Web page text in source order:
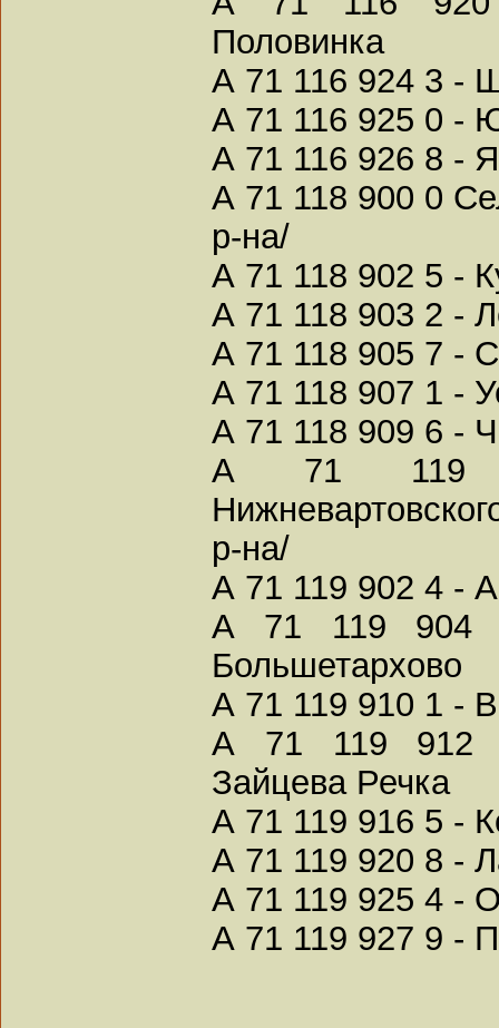
Половинка
А 71 116 924 3 -
А 71 116 925 0 -
А 71 116 926 8 -
А 71 118 900 0
р-на/
А 71 118 902 5 -
А 71 118 903 2 -
А 71 118 905 7 -
А 71 118 907 1 -
А 71 118 909 6 -
А 71 119
р-на/
А 71 119 902 4 -
А 71 119 904
Большетархово
А 71 119 910 1 -
А 71 119 912
Зайцева Речка
А 71 119 916 5 -
А 71 119 920 8 -
А 71 119 925 4 -
А 71 119 927 9 -